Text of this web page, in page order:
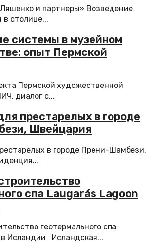
и партнеры» Возведение
в столице...
системы в музейном
опыт Пермской
Пермской художественной
диалог с...
престарелых в городе
Швейцария
в городе Прени-Шамбези,
спа Laugarás Lagoon
геотермального спа
в Исландии Исландская...